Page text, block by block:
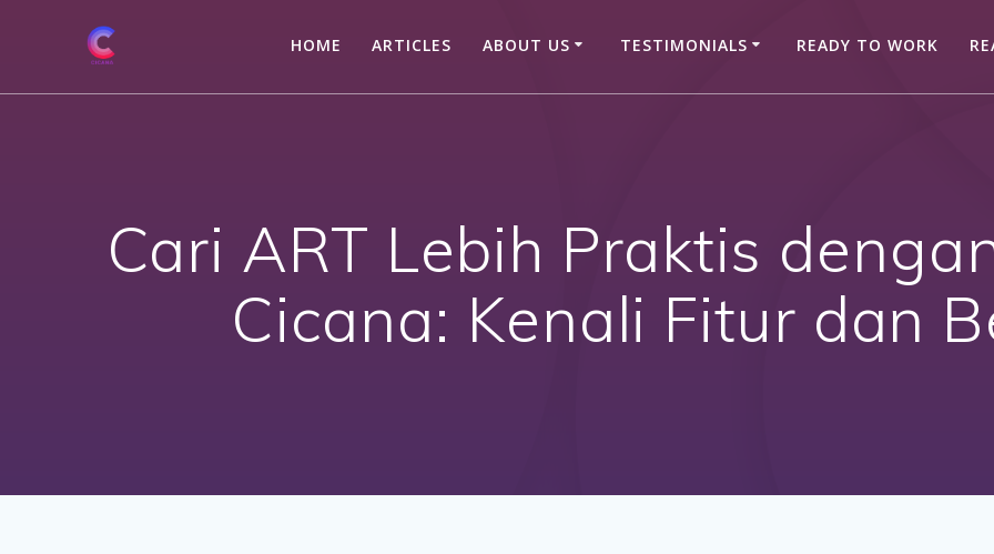
HOME ARTICLES ABOUT US TESTIMONIALS READY TO WORK
Cari ART Lebih Praktis
Cicana: Kenali Fitur dan